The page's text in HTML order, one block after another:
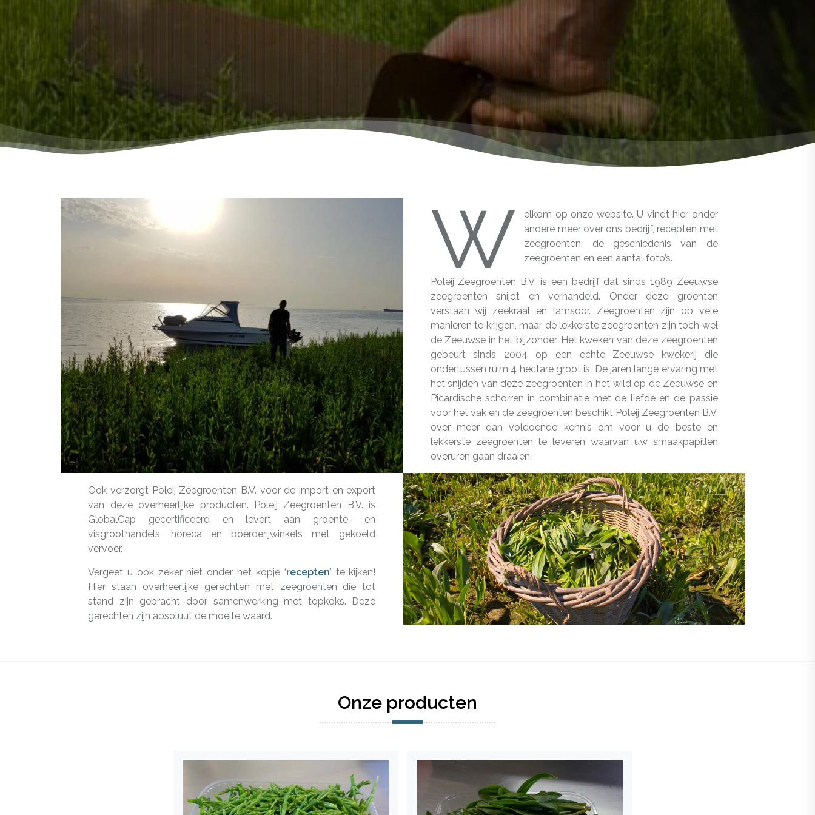
W
elkom op onze website. U vindt hier onder
andere meer over ons bedrijf, recepten met
zeegroenten, de geschiedenis van de
zeegroenten en een aantal foto’s.
Poleij Zeegroenten B.V. is een bedrijf dat sinds 1989 Zeeuwse
zeegroenten snijdt en verhandeld. Onder deze groenten
verstaan wij zeekraal en lamsoor. Zeegroenten zijn op vele
manieren te krijgen, maar de lekkerste zeegroenten zijn toch wel
de Zeeuwse in het bijzonder. Het kweken van deze zeegroenten
gebeurt sinds 2004 op een echte Zeeuwse kwekerij die
ondertussen ruim 4 hectare groot is. De jaren lange ervaring met
het snijden van deze zeegroenten in het wild op de Zeeuwse en
Picardische schorren in combinatie met de liefde en de passie
voor het vak en de zeegroenten beschikt Poleij Zeegroenten B.V.
over meer dan voldoende kennis om voor u de beste en
lekkerste zeegroenten te leveren waarvan uw smaakpapillen
overuren gaan draaien.
Ook verzorgt Poleij Zeegroenten B.V. voor de import en export
van deze overheerlijke producten. Poleij Zeegroenten B.V. is
GlobalCap gecertificeerd en levert aan groente- en
visgroothandels, horeca en boerderijwinkels met gekoeld
vervoer.
Vergeet u ook zeker niet onder het kopje ‘recepten’ te kijken!
Hier staan overheerlijke gerechten met zeegroenten die tot
stand zijn gebracht door samenwerking met topkoks. Deze
gerechten zijn absoluut de moeite waard.
Onze producten